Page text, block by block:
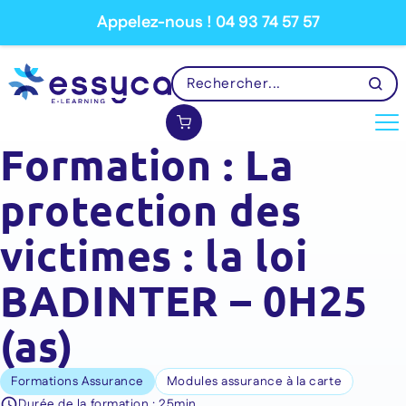
Appelez-nous ! 04 93 74 57 57
Formation : La
protection des
victimes : la loi
BADINTER – 0H25
(as)
Formations Assurance
Modules assurance à la carte